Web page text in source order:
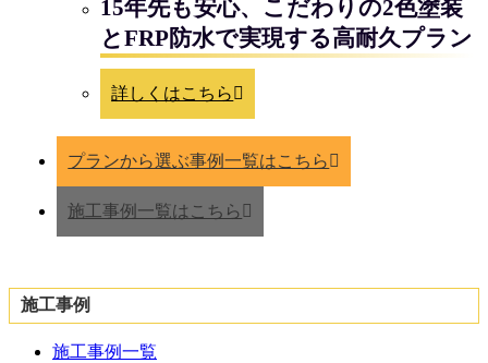
15年先も安心、こだわりの2色塗装
とFRP防水で実現する高耐久プラン
詳しくはこちら
プランから選ぶ事例一覧はこちら
施工事例一覧はこちら
施工事例
施工事例一覧